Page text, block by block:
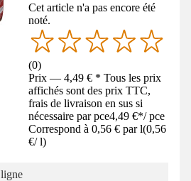
Cet article n'a pas encore été
noté.
(0)
Prix — 4,49 € * Tous les prix
affichés sont des prix TTC,
frais de livraison en sus si
nécessaire par pce4,49 €*/ pce
Correspond à 0,56 € par l(0,56
€/ l)